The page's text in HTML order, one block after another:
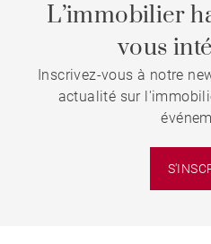
L’immobilier
vous
Inscrivez-vous à notre
actualité sur